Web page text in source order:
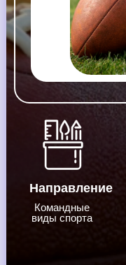
Направление
Командные
виды спорта